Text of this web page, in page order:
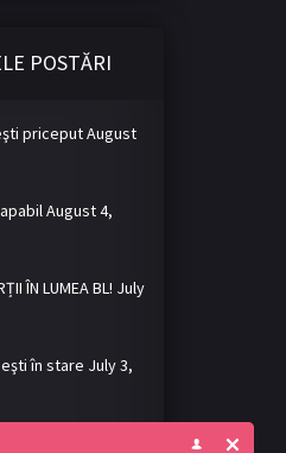
POSTĂRI
priceputAugust
August 4,
ÎN LUMEA BL! July
în stare July 3,
2, 2026